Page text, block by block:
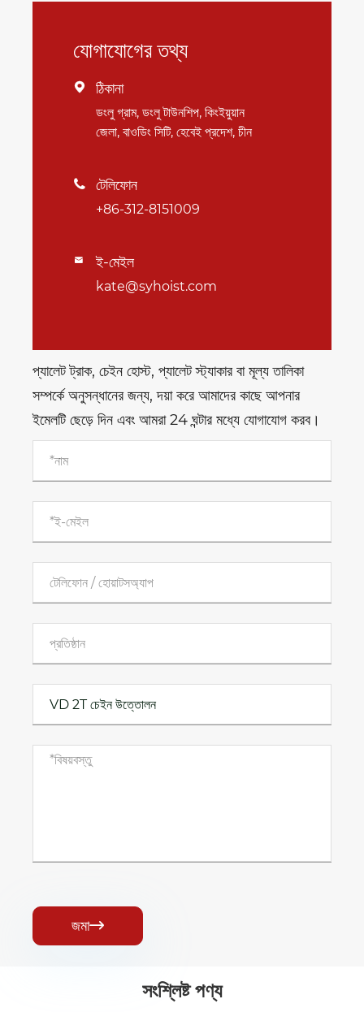
যোগাযোগের তথ্য
 ঠিকানা
ডংলু গ্রাম, ডংলু টাউনশিপ, কিংইয়ুয়ান
জেলা, বাওডিং সিটি, হেবেই প্রদেশ, চীন
 টেলিফোন
+86-312-8151009
 ই-মেইল
kate@syhoist.com
প্যালেট ট্রাক, চেইন হোস্ট, প্যালেট স্ট্যাকার বা মূল্য তালিকা
সম্পর্কে অনুসন্ধানের জন্য, দয়া করে আমাদের কাছে আপনার
ইমেলটি ছেড়ে দিন এবং আমরা 24 ঘন্টার মধ্যে যোগাযোগ করব।
জমা
সংশ্লিষ্ট পণ্য